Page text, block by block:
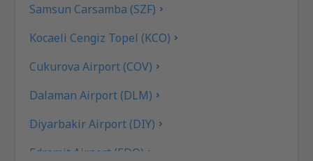
Samsun Carsamba (SZF)
Kocaeli Cengiz Topel (KCO)
Cukurova Airport (COV)
Dalaman Airport (DLM)
Diyarbakir Airport (DIY)
Edremit Airport (EDO)